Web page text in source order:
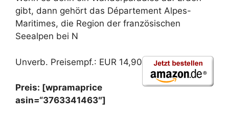
gibt, dann gehört das Département Alpes-
Maritimes, die Region der französischen
Seealpen bei N
Unverb. Preisempf.: EUR 14,90
Preis: [wpramaprice
asin=“3763341463″]